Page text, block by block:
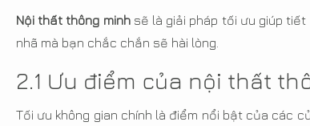
Nội thất thông minhsẽ là giải pháp tối ưu giúp tiết
nhã mà bạn chắc chắn sẽ hài lòng.
2.1 Ưu điểm của nội thất
Tối ưu không gian chính là điểm nổi bật của các